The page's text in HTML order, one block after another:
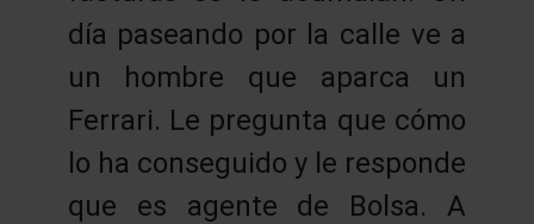
día paseando por la calle ve a
un hombre que aparca un
Ferrari. Le pregunta que cómo
lo ha conseguido y le responde
que es agente de Bolsa. A